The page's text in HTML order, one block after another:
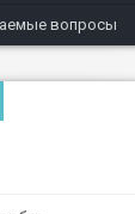
вопросы